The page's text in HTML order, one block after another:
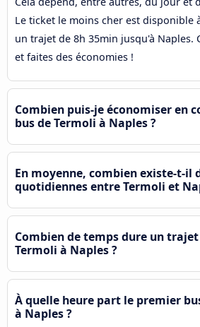
Le ticket le moins cher est disponible
un trajet de 8h 35min jusqu'à Naples.
et faites des économies !
Combien puis-je économiser en
bus de Termoli à Naples ?
En moyenne, combien existe-t-il
quotidiennes entre Termoli et
Combien de temps dure un trajet
Termoli à Naples ?
À quelle heure part le premier
à Naples ?